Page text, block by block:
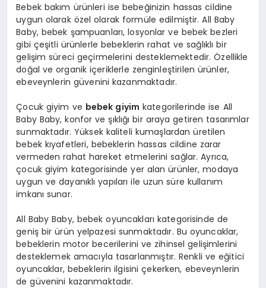
Bebek bakım ürünleri ise bebeğinizin hassas cildine
uygun olarak özel olarak formüle edilmiştir. All Baby
Baby, bebek şampuanları, losyonlar ve bebek bezleri
gibi çeşitli ürünlerle bebeklerin rahat ve sağlıklı bir
gelişim süreci geçirmelerini desteklemektedir. Özellikle
doğal ve organik içeriklerle zenginleştirilen ürünler,
ebeveynlerin güvenini kazanmaktadır.
Çocuk giyim ve bebek giyim kategorilerinde ise All
Baby Baby, konfor ve şıklığı bir araya getiren tasarımlar
sunmaktadır. Yüksek kaliteli kumaşlardan üretilen
bebek kıyafetleri, bebeklerin hassas cildine zarar
vermeden rahat hareket etmelerini sağlar. Ayrıca,
çocuk giyim kategorisinde yer alan ürünler, modaya
uygun ve dayanıklı yapıları ile uzun süre kullanım
imkanı sunar.
All Baby Baby, bebek oyuncakları kategorisinde de
geniş bir ürün yelpazesi sunmaktadır. Bu oyuncaklar,
bebeklerin motor becerilerini ve zihinsel gelişimlerini
desteklemek amacıyla tasarlanmıştır. Renkli ve eğitici
oyuncaklar, bebeklerin ilgisini çekerken, ebeveynlerin
de güvenini kazanmaktadır.